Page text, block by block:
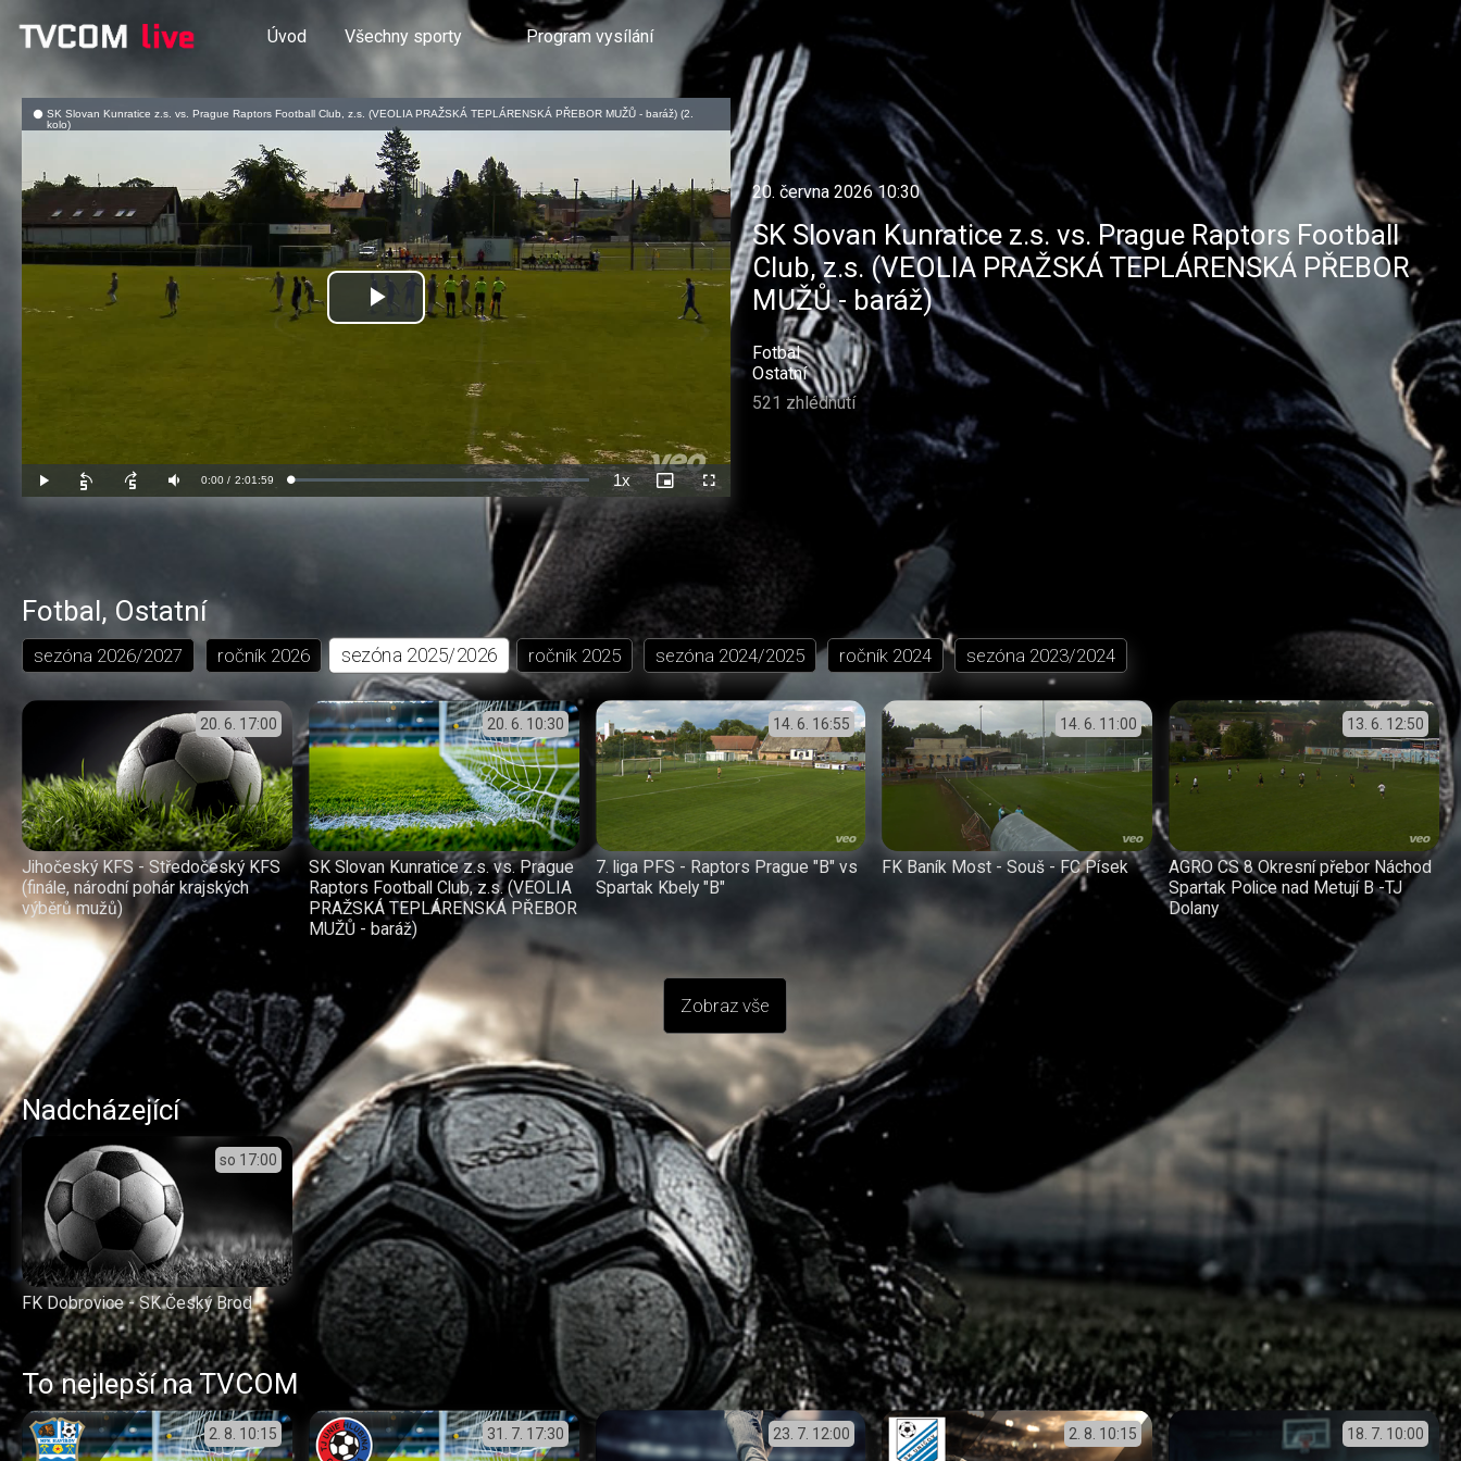
Úvod Všechny sporty Program vysílání
Přehrát
Přehrát
Posunout
dozadu
Posunout
dopředu
ZtlumitAktuální
0:00 / Doba
2:01:59 Načteno:
0.13%
1xRychlost
přehrávání
Picture-
Celá
obrazovka
SK Slovan Kunratice z.s. vs. Prague Raptors Football Club, z.s. (VEOLIA PRAŽSKÁ TEPLÁRENSKÁ PŘEBOR MUŽŮ - baráž) (2.
kolo)
20. června 2026 10:30
SK Slovan Kunratice z.s. vs. Prague Raptors Football
Club, z.s. (VEOLIA PRAŽSKÁ TEPLÁRENSKÁ PŘEBOR
MUŽŮ - baráž)
Fotbal
Ostatní
521 zhlédnutí
Fotbal, Ostatní
sezóna 2026/2027 ročník 2026 sezóna 2025/2026 ročník 2025 sezóna 2024/2025 ročník 2024 sezóna 2023/2024
20. 6. 17:00
Jihočeský KFS - Středočeský KFS
(finále, národní pohár krajských
výběrů mužů)
20. 6. 10:30
SK Slovan Kunratice z.s. vs. Prague
Raptors Football Club, z.s. (VEOLIA
PRAŽSKÁ TEPLÁRENSKÁ PŘEBOR
MUŽŮ - baráž)
14. 6. 16:55
7. liga PFS - Raptors Prague "B" vs
Spartak Kbely "B"
14. 6. 11:00
FK Baník Most - Souš - FC Písek
13. 6. 12:50
AGRO CS 8 Okresní přebor Náchod
Spartak Police nad Metují B -TJ
Dolany
Zobraz vše
Nadcházející
so 17:00
FK Dobrovice - SK Český Brod
To nejlepší na TVCOM
2. 8. 10:15 31. 7. 17:30 23. 7. 12:00 2. 8. 10:15 18. 7. 10:00